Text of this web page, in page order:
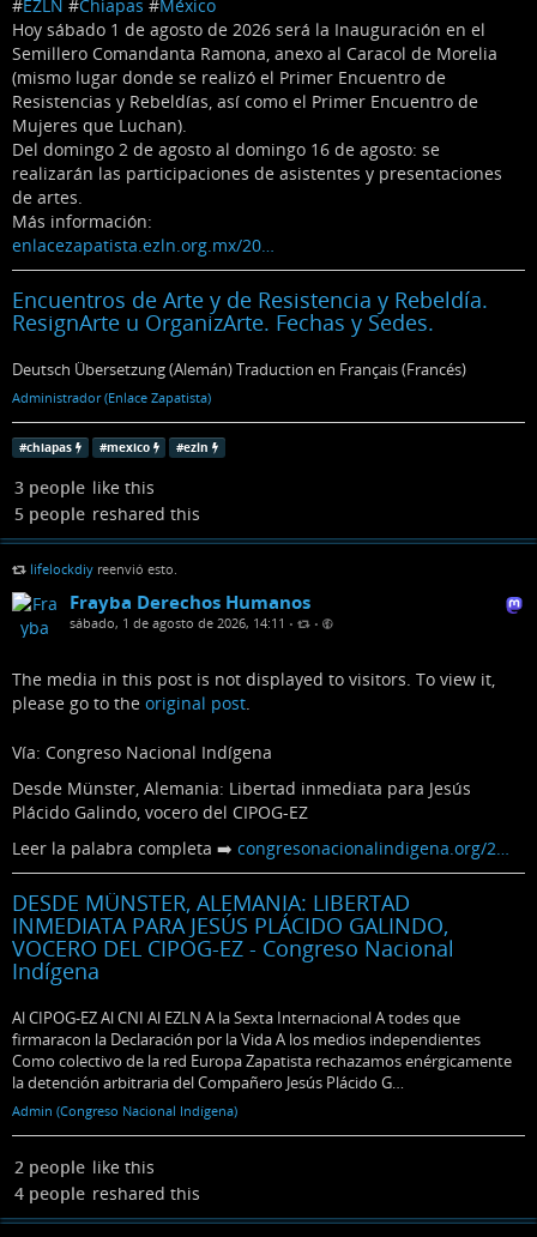
#EZLN #Chiapas #México
Hoy sábado 1 de agosto de 2026 será la Inauguración en el
Semillero Comandanta Ramona, anexo al Caracol de Morelia
(mismo lugar donde se realizó el Primer Encuentro de
Resistencias y Rebeldías, así como el Primer Encuentro de
Mujeres que Luchan).
Del domingo 2 de agosto al domingo 16 de agosto: se
realizarán las participaciones de asistentes y presentaciones
de artes.
Más información:
enlacezapatista.ezln.org.mx/20…
Encuentros de Arte y de Resistencia y Rebeldía.
ResignArte u OrganizArte. Fechas y Sedes.
Deutsch Übersetzung (Alemán) Traduction en Français (Francés)
Administrador (Enlace Zapatista)
#chiapas #mexico #ezln
3 people like this
5 people reshared this
lifelockdiy reenvió esto.
Frayba Derechos Humanos
sábado, 1 de agosto de 2026, 14:11 • •
The media in this post is not displayed to visitors. To view it,
please go to the original post
Vía: Congreso Nacional Indígena
Desde Münster, Alemania: Libertad inmediata para Jesús
Plácido Galindo, vocero del CIPOG-EZ
Leer la palabra completa ➡️ congresonacionalindigena.org/2…
DESDE MÜNSTER, ALEMANIA: LIBERTAD
INMEDIATA PARA JESÚS PLÁCIDO GALINDO,
VOCERO DEL CIPOG-EZ - Congreso Nacional
Indígena
Al CIPOG-EZ Al CNI Al EZLN A la Sexta Internacional A todes que
firmaracon la Declaración por la Vida A los medios independientes
Como colectivo de la red Europa Zapatista rechazamos enérgicamente
la detención arbitraria del Compañero Jesús Plácido G…
Admin (Congreso Nacional Indígena)
2 people like this
4 people reshared this